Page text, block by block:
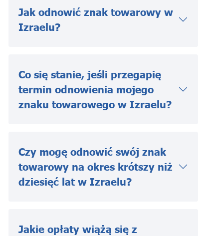
Jak odnowić znak towarowy w
Izraelu?
Co się stanie, jeśli przegapię
termin odnowienia mojego
znaku towarowego w Izraelu?
Czy mogę odnowić swój znak
towarowy na okres krótszy niż
dziesięć lat w Izraelu?
Jakie opłaty wiążą się z